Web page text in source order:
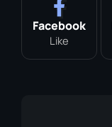
Facebook
Like